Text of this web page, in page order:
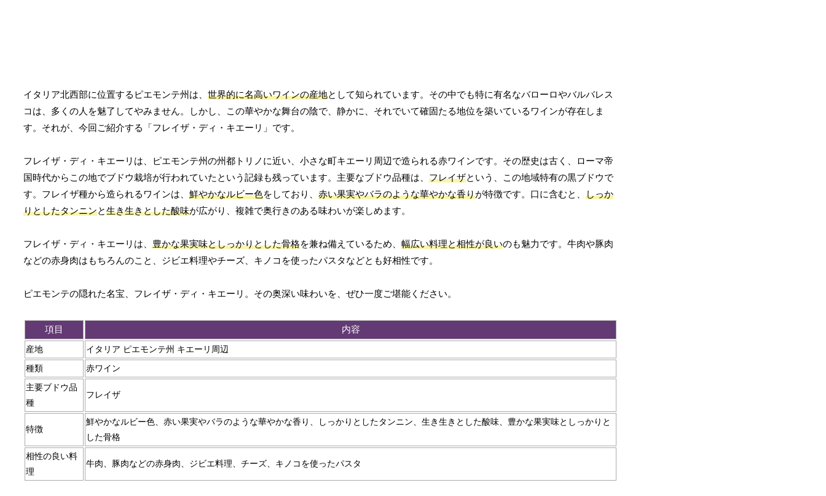
イタリア北西部に位置するピエモンテ州は、 世界的に名高いワインの産地として知られています。その中でも特に有名なバローロやバルバレス
コは、多くの人を魅了してやみません。しかし、この華やかな舞台の陰で、静かに、それでいて確固たる地位を築いているワインが存在しま
す。それが、今回ご紹介する「フレイザ・ディ・キエーリ」です。
フレイザ・ディ・キエーリは、ピエモンテ州の州都トリノに近い、小さな町キエーリ周辺で造られる赤ワインです。その歴史は古く、ローマ帝
国時代からこの地でブドウ栽培が行われていたという記録も残っています。主要なブドウ品種は、 フレイザという、この地域特有の黒ブドウで
す。フレイザ種から造られるワインは、 鮮やかなルビー色をしており、 赤い果実やバラのような華やかな香りが特徴です。口に含むと、 しっか
りとしたタンニンと生き生きとした酸味が広がり、複雑で奥行きのある味わいが楽しめます。
フレイザ・ディ・キエーリは、 豊かな果実味としっかりとした骨格を兼ね備えているため、 幅広い料理と相性が良いのも魅力です。牛肉や豚肉
などの赤身肉はもちろんのこと、ジビエ料理やチーズ、キノコを使ったパスタなどとも好相性です。
ピエモンテの隠れた名宝、フレイザ・ディ・キエーリ。その奥深い味わいを、ぜひ一度ご堪能ください。
項目 内容
産地 イタリア ピエモンテ州 キエーリ周辺
種類 赤ワイン
主要ブドウ品
種
フレイザ
特徴
鮮やかなルビー色、赤い果実やバラのような華やかな香り、しっかりとしたタンニン、生き生きとした酸味、豊かな果実味としっかりと
した骨格
相性の良い料
理
牛肉、豚肉などの赤身肉、ジビエ料理、チーズ、キノコを使ったパスタ